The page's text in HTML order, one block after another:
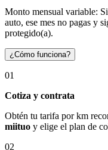
Monto mensual variable:
auto, ese mes no pagas y
protegido(a).
¿Cómo funciona?
01
Cotiza y contrata
Obtén tu tarifa por km
miituo y elige el plan de
02